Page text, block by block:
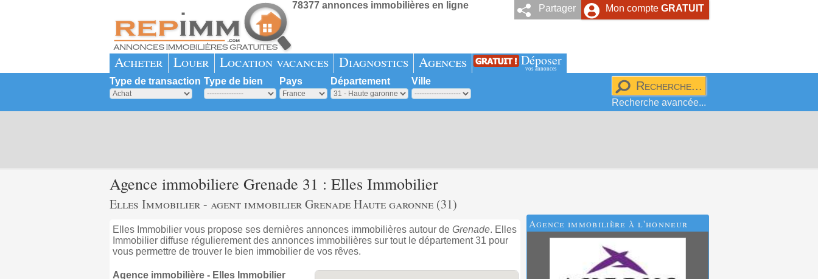
Mon compte GRATUIT
Partager
78377 annonces immobilières en ligne
Acheter Louer Location vacances Diagnostics Agences Déposer
vos annonces
Type de transaction Type de bien Pays Département Ville
Recherche avancée...
Agence immobiliere Grenade 31 : Elles Immobilier
Elles Immobilier - agent immobilier Grenade Haute garonne (31)
Elles Immobilier vous propose ses dernières annonces immobilières autour de Grenade. Elles
Immobilier diffuse régulierement des annonces immobilières sur tout le département 31 pour
vous permettre de trouver le bien immobilier de vos rêves.
Agence immobilière - Elles Immobilier
Agence immobilière à l'honneur